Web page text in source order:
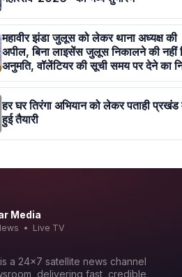
महावीर झंडा जुलूस को लेकर थाना अध्यक्ष की
अपील, बिना लाइसेंस जुलूस निकालने की नहीं
अनुमति, वॉलेंटियर की सूची समय पर देने का
हर घर तिरंगा अभियान को लेकर पताही
हुई तैयारी
Media
• Live TV
a 24x7 satellite news channel
delivering fast, credible,